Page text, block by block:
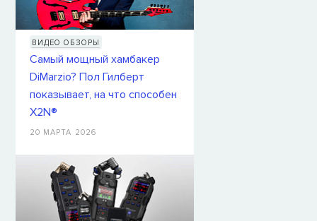
ВИДЕО ОБЗОРЫ
Самый мощный хамбакер
DiMarzio? Пол Гилберт
показывает, на что способен
X2N®
20 МАРТА 2026